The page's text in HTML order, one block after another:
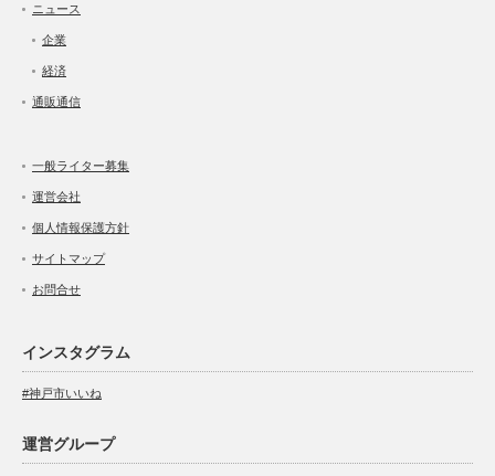
ニュース
企業
経済
通販通信
一般ライター募集
運営会社
個人情報保護方針
サイトマップ
お問合せ
インスタグラム
#神戸市いいね
運営グループ